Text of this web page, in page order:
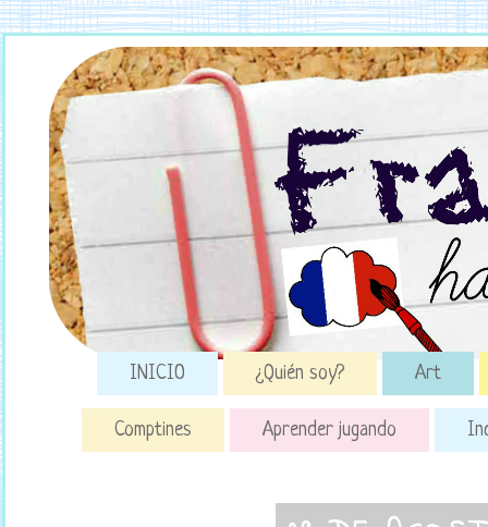
INICIO ¿Quién soy? Art
Comptines Aprender jugando